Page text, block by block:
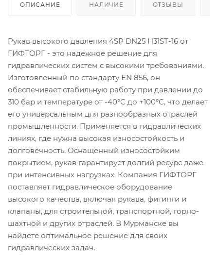
ОПИСАНИЕ НАЛИЧИЕ ОТЗЫВЫ
Рукав высокого давления 4SP DN25 H31ST-16 от
ГИФТОРГ - это надежное решение для
гидравлических систем с высокими требованиями.
Изготовленный по стандарту EN 856, он
обеспечивает стабильную работу при давлении до
310 бар и температуре от -40°C до +100°C, что делает
его универсальным для разнообразных отраслей
промышленности. Применяется в гидравлических
линиях, где нужна высокая износостойкость и
долговечность. Оснащенный износостойким
покрытием, рукав гарантирует долгий ресурс даже
при интенсивных нагрузках. Компания ГИФТОРГ
поставляет гидравлическое оборудование
высокого качества, включая рукава, фитинги и
клапаны, для строительной, транспортной, горно-
шахтной и других отраслей. В Мурманске вы
найдете оптимальное решение для своих
гидравлических задач.